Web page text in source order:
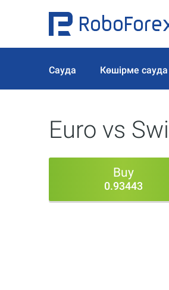
Сауда Көшірме сауда
Euro vs
Buy
0.93443